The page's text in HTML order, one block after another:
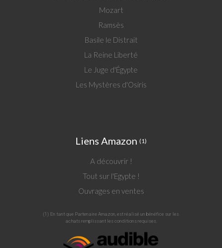
Mozart
Ramsès
Basile le Distrait
La Reine Liberté
Le Juge d'Égypte
Les Mystères d'Osiris
Liens Amazon (1)
A découvrir !
Tout sur l'Egypte !
Ouvrages en ventes
(1) En tant que Partenaire Amazon, est réalisé un bénéfice sur les
achats remplissant les conditions requises.